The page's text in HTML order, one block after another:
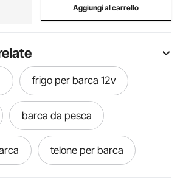
Aggiungi al carrello
frigo per barca 12v
barca da pesca
telone per barca